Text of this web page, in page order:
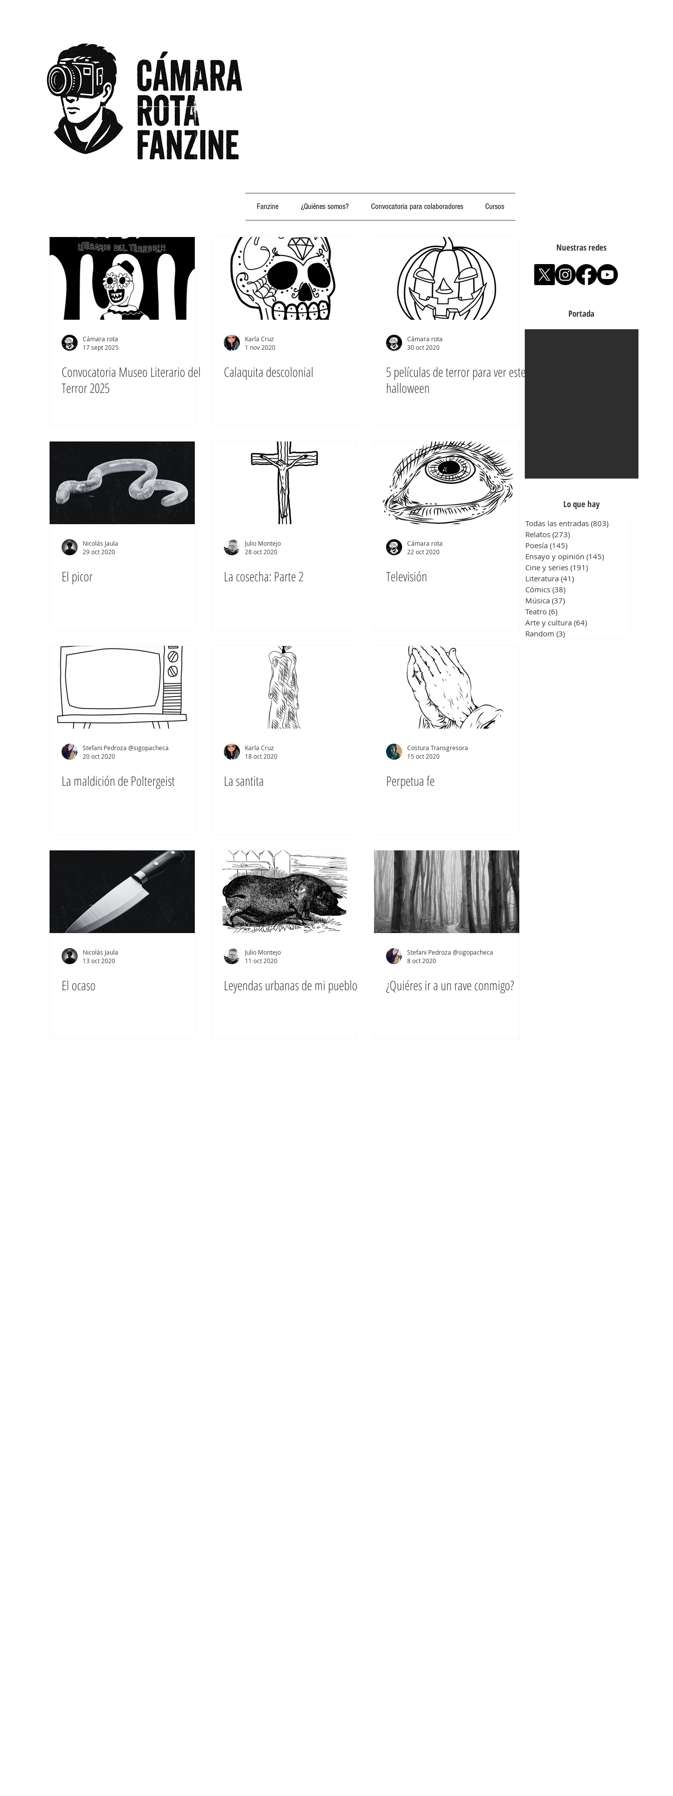
Fanzine ¿Quiénes somos? Convocatoria para colaboradores Cursos
Cámara rota
17 sept 2025
Convocatoria Museo Literario del
Terror 2025
Karla Cruz
1 nov 2020
Calaquita descolonial
Cámara rota
30 oct 2020
5 películas de terror para ver este
halloween
Nicolás Jaula
29 oct 2020
El picor
Julio Montejo
28 oct 2020
La cosecha: Parte 2
Cámara rota
22 oct 2020
Televisión
Stefani Pedroza @sigopacheca
20 oct 2020
La maldición de Poltergeist
Karla Cruz
18 oct 2020
La santita
Costura Transgresora
15 oct 2020
Perpetua fe
Nicolás Jaula
13 oct 2020
El ocaso
Julio Montejo
11 oct 2020
Leyendas urbanas de mi pueblo
Stefani Pedroza @sigopacheca
8 oct 2020
¿Quiéres ir a un rave conmigo?
Nuestras redes
Portada
Lo que hay
Todas las entradas (803)
Relatos (273)
Poesía (145)
Ensayo y opinión (145)
Cine y series (191)
Literatura (41)
Cómics (38)
Música (37)
Teatro (6)
Arte y cultura (64)
Random (3)